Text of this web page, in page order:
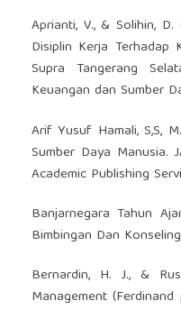
Aprianti, V., & Solihin,
Disiplin Kerja Terhadap
Supra Tangerang
Keuangan dan Sumber
Arif Yusuf Hamali, S,S,
Sumber Daya Manusia.
Academic Publishing
Banjarnegara Tahun
Bimbingan Dan Konseling
Bernardin, H. J., &
Management